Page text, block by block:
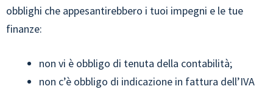
obblighi che appesantirebbero i tuoi impegni e le tue
finanze:
non vi è obbligo di tenuta della contabilità;
non c’è obbligo di indicazione in fattura dell’IVA